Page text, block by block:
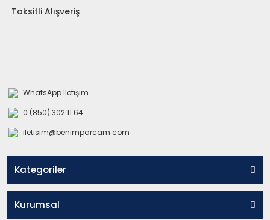
Taksitli Alışveriş
WhatsApp İletişim
0 (850) 302 11 64
iletisim@benimparcam.com
Kategoriler
Kurumsal